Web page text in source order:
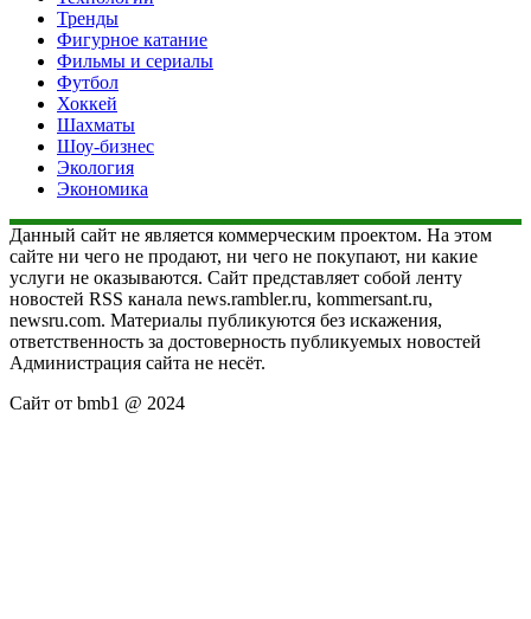
Тренды
Фигурное катание
Фильмы и сериалы
Футбол
Хоккей
Шахматы
Шоу-бизнес
Экология
Экономика
Данный сайт не является коммерческим проектом. На этом
сайте ни чего не продают, ни чего не покупают, ни какие
услуги не оказываются. Сайт представляет собой ленту
новостей RSS канала news.rambler.ru, kommersant.ru,
newsru.com. Материалы публикуются без искажения,
ответственность за достоверность публикуемых новостей
Администрация сайта не несёт.
Сайт от bmb1 @ 2024